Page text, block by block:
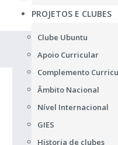
PROJETOS E CLUBES
Clube Ubuntu
Apoio Curricular
Complemento
Âmbito Nacional
Nível Internacional
GIES
Historia de clubes